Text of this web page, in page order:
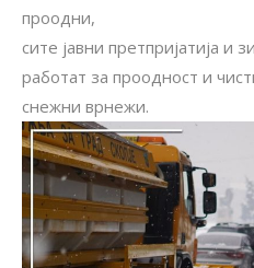
проодни,
сите јавни претпријатија и
работат за проодност и
снежни врнежи.